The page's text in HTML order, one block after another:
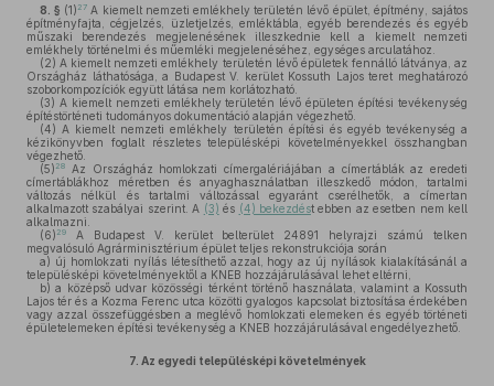
8. § (1) 27 A kiemelt nemzeti emlékhely területén lévő épület, építmény, sajátos
építményfajta, cégjelzés, üzletjelzés, emléktábla, egyéb berendezés és egyéb
műszaki berendezés megjelenésének illeszkednie kell a kiemelt nemzeti
emlékhely történelmi és műemléki megjelenéséhez, egységes arculatához.
(2) A kiemelt nemzeti emlékhely területén lévő épületek fennálló látványa, az
Országház láthatósága, a Budapest V. kerület Kossuth Lajos teret meghatározó
szoborkompozíciók együtt látása nem korlátozható.
(3) A kiemelt nemzeti emlékhely területén lévő épületen építési tevékenység
építéstörténeti tudományos dokumentáció alapján végezhető.
(4) A kiemelt nemzeti emlékhely területén építési és egyéb tevékenység a
kézikönyvben foglalt részletes településképi követelményekkel összhangban
végezhető.
(5) 28
Az Országház homlokzati címergalériájában a címertáblák az eredeti
címertáblákhoz méretben és anyaghasználatban illeszkedő módon, tartalmi
változás nélkül és tartalmi változással egyaránt cserélhetők, a címertan
alkalmazott szabályai szerint. A (3) és (4) bekezdést ebben az esetben nem kell
alkalmazni.
(6) 29
A Budapest V. kerület belterület 24891 helyrajzi számú telken
megvalósuló Agrárminisztérium épület teljes rekonstrukciója során
a) új homlokzati nyílás létesíthető azzal, hogy az új nyílások kialakításánál a
településképi követelményektől a KNEB hozzájárulásával lehet eltérni,
b) a középső udvar közösségi térként történő használata, valamint a Kossuth
Lajos tér és a Kozma Ferenc utca közötti gyalogos kapcsolat biztosítása érdekében
vagy azzal összefüggésben a meglévő homlokzati elemeken és egyéb történeti
épületelemeken építési tevékenység a KNEB hozzájárulásával engedélyezhető.
7. Az egyedi településképi követelmények